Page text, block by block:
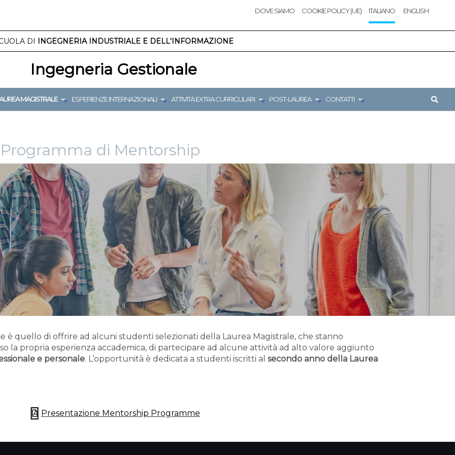
DI INGEGNERIA INDUSTRIALE E DELL'INFORMAZIONE
Ingegneria Gestionale
MAGISTRALE ESPERIENZE INTERNAZIONALI ATTIVITÀ EXTRA CURRICULARI POST-LAUREA CONTATTI
DOVE SIAMO COOKIE POLICY (UE) ITALIANO ENGLISH
di Mentorship
è quello di offrire ad alcuni studenti selezionati della Laurea Magistrale, che stanno
la propria esperienza accademica, di partecipare ad alcune attività ad alto valore aggiunto
e personale. L’opportunità è dedicata a studenti iscritti al secondo anno della Laurea
Presentazione Mentorship Programme